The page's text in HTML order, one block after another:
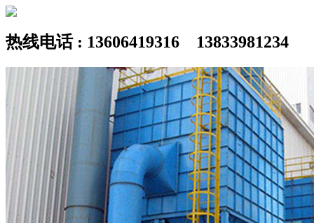
热线电话 : 13606419316 13833981234